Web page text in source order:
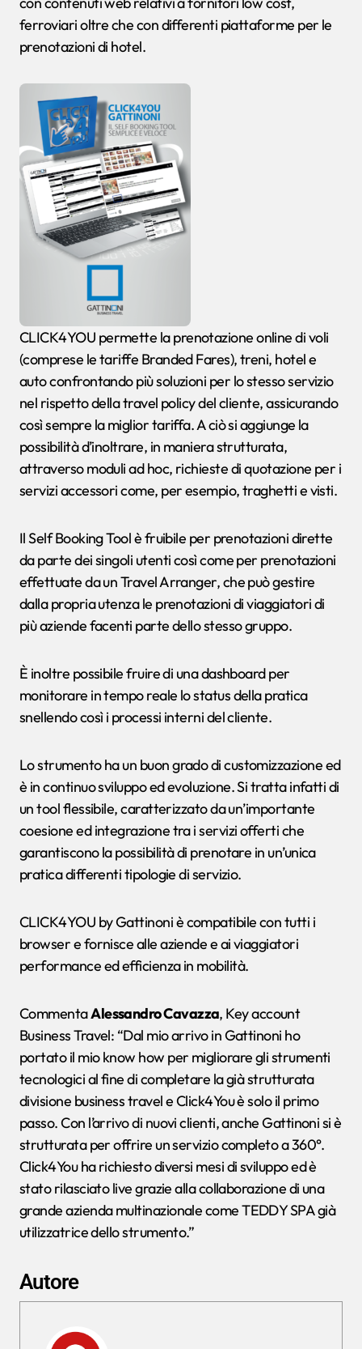
ferroviari oltre che con differenti piattaforme per le
prenotazioni di hotel.
CLICK4YOU permette la prenotazione online di voli
(comprese le tariffe Branded Fares), treni, hotel e
auto confrontando più soluzioni per lo stesso servizio
nel rispetto della travel policy del cliente, assicurando
così sempre la miglior tariffa. A ciò si aggiunge la
possibilità d’inoltrare, in maniera strutturata,
attraverso moduli ad hoc, richieste di quotazione per i
servizi accessori come, per esempio, traghetti e visti.
Il Self Booking Tool è fruibile per prenotazioni dirette
da parte dei singoli utenti così come per prenotazioni
effettuate da un Travel Arranger, che può gestire
dalla propria utenza le prenotazioni di viaggiatori di
più aziende facenti parte dello stesso gruppo.
È inoltre possibile fruire di una dashboard per
monitorare in tempo reale lo status della pratica
snellendo così i processi interni del cliente.
Lo strumento ha un buon grado di customizzazione ed
è in continuo sviluppo ed evoluzione. Si tratta infatti di
un tool flessibile, caratterizzato da un’importante
coesione ed integrazione tra i servizi offerti che
garantiscono la possibilità di prenotare in un’unica
pratica differenti tipologie di servizio.
CLICK4YOU by Gattinoni è compatibile con tutti i
browser e fornisce alle aziende e ai viaggiatori
performance ed efficienza in mobilità.
CommentaAlessandro Cavazza, Key account
Business Travel: “Dal mio arrivo in Gattinoni ho
portato il mio know how per migliorare gli strumenti
tecnologici al fine di completare la già strutturata
divisione business travel e Click4You è solo il primo
passo. Con l’arrivo di nuovi clienti, anche Gattinoni si è
strutturata per offrire un servizio completo a 360°.
Click4You ha richiesto diversi mesi di sviluppo ed è
stato rilasciato live grazie alla collaborazione di una
grande azienda multinazionale come TEDDY SPA già
utilizzatrice dello strumento.”
Autore